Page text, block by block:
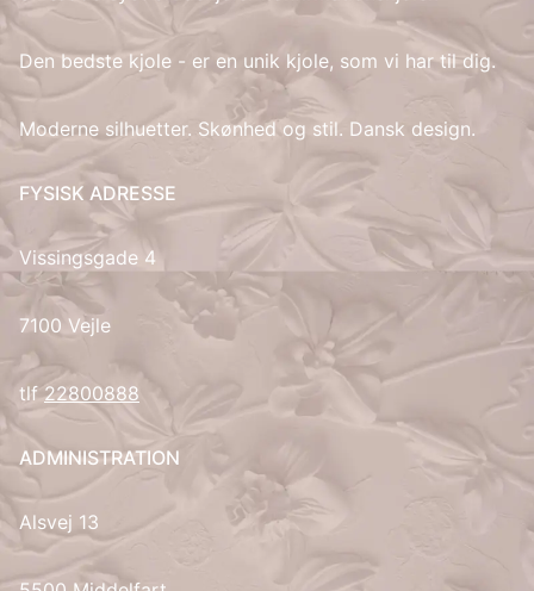
IT
LV
PT
RU
Den bedste kjole - er en unik kjole, som vi har til dig.
Moderne silhuetter. Skønhed og stil. Dansk design.
FYSISK ADRESSE
Vissingsgade 4
7100 Vejle
tlf22800888
ADMINISTRATION
Alsvej 13